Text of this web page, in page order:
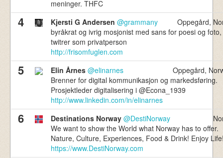
meninger. THFC
4 Kjersti G Andersen @grammany
Oppegård,
byråkrat og ivrig mosjonist med sans for poesi og foto,
twitrer som privatperson
http://frisomfuglen.com
5 Elin Årnes @elinarnes
Oppegård,
Brenner for digital kommunikasjon og markedsføring.
Prosjektleder digitalisering i @Econa_1939
http://www.linkedin.com/in/elinarnes
6 Destinations Norway @DestiNorway
We want to show the World what Norway has to offer.
Nature, Culture, Experiences, Food & Drink! Enjoy
https://www.DestiNorway.com